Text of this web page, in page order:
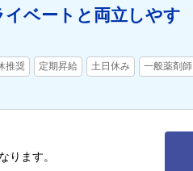
イベートと両立しやす
推奨 定期昇給 土日休み 一般薬剤師
ります。